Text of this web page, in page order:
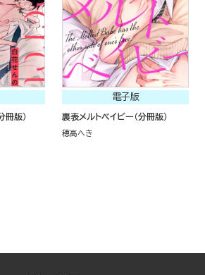
冊版）
電子版
裏表メルトベイビー（分冊版）
穂高へき